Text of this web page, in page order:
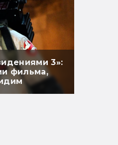
3»:
фильма,